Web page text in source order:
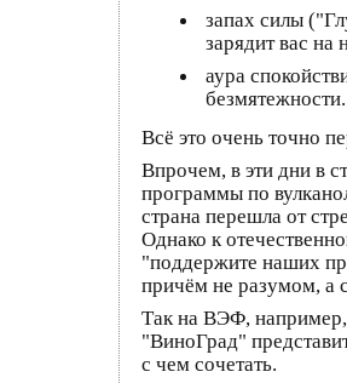
запах силы
зарядит вас
аура
Всё это очень точно
Впрочем, в эти дни в
программы по
страна перешла от
Однако к
"поддержите наших
причём не разумом, а
Так на ВЭФ, например,
"ВиноГрад"
с чем сочетать.